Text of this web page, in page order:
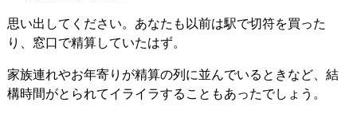
思い出してください。あなたも以前は駅で切符を買った
り、窓口で精算していたはず。
家族連れやお年寄りが精算の列に並んでいるときなど、結
構時間がとられてイライラすることもあったでしょう。